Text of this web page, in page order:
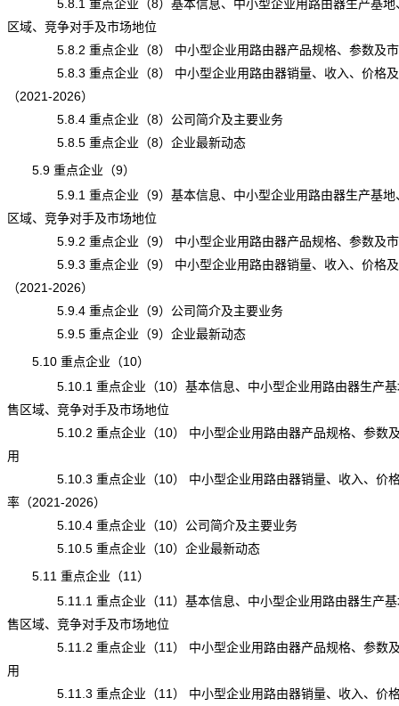
5.8.1 重点企业（8）基本信息、中小型企业用路由器生产基地
区域、竞争对手及市场地位
5.8.2 重点企业（8） 中小型企业用路由器产品规格、参数及市
5.8.3 重点企业（8） 中小型企业用路由器销量、收入、价格及
（2021-2026）
5.8.4 重点企业（8）公司简介及主要业务
5.8.5 重点企业（8）企业最新动态
5.9 重点企业（9）
5.9.1 重点企业（9）基本信息、中小型企业用路由器生产基地
区域、竞争对手及市场地位
5.9.2 重点企业（9） 中小型企业用路由器产品规格、参数及市
5.9.3 重点企业（9） 中小型企业用路由器销量、收入、价格及
（2021-2026）
5.9.4 重点企业（9）公司简介及主要业务
5.9.5 重点企业（9）企业最新动态
5.10 重点企业（10）
5.10.1 重点企业（10）基本信息、中小型企业用路由器生产基
售区域、竞争对手及市场地位
5.10.2 重点企业（10） 中小型企业用路由器产品规格、参数及
用
5.10.3 重点企业（10） 中小型企业用路由器销量、收入、价格
率（2021-2026）
5.10.4 重点企业（10）公司简介及主要业务
5.10.5 重点企业（10）企业最新动态
5.11 重点企业（11）
5.11.1 重点企业（11）基本信息、中小型企业用路由器生产基
售区域、竞争对手及市场地位
5.11.2 重点企业（11） 中小型企业用路由器产品规格、参数及
用
5.11.3 重点企业（11） 中小型企业用路由器销量、收入、价格